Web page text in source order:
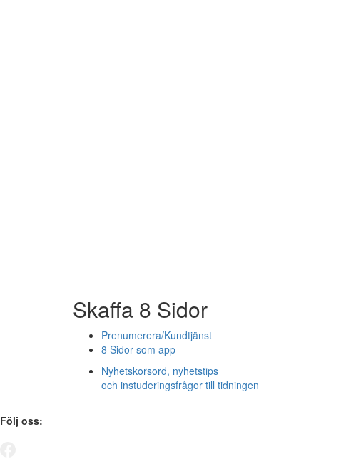
Skaffa 8 Sidor
Prenumerera/Kundtjänst
8 Sidor som app
Nyhetskorsord, nyhetstips
och instuderingsfrågor till tidningen
Följ oss: